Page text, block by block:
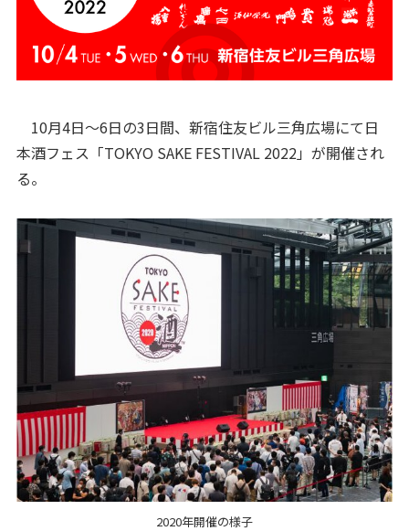
10月4日～6日の3日間、新宿住友ビル三角広場にて日
本酒フェス「TOKYO SAKE FESTIVAL 2022」が開催され
る。
2020年開催の様子